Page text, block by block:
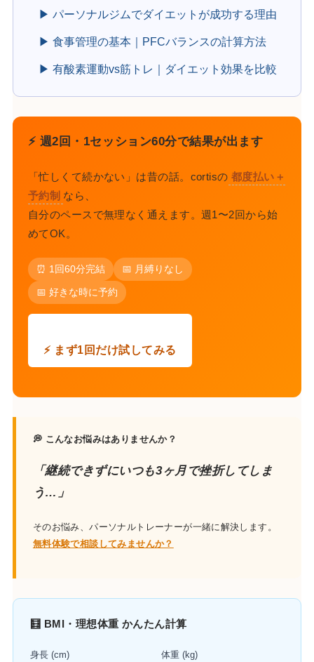
▶ パーソナルジムでダイエットが成功する理由
▶ 食事管理の基本｜PFCバランスの計算方法
▶ 有酸素運動vs筋トレ｜ダイエット効果を比較
⚡ 週2回・1セッション60分で結果が出ます
「忙しくて続かない」は昔の話。cortisの 都度払い＋
予約制 なら、
自分のペースで無理なく通えます。週1〜2回から始
めてOK。
⏰ 1回60分完結 📅 月縛りなし
📅 好きな時に予約
⚡ まず1回だけ試してみる
💭 こんなお悩みはありませんか？
「継続できずにいつも3ヶ月で挫折してしま
う…」
そのお悩み、パーソナルトレーナーが一緒に解決します。
無料体験で相談してみませんか？
🧮 BMI・理想体重 かんたん計算
身長 (cm) 体重 (kg)